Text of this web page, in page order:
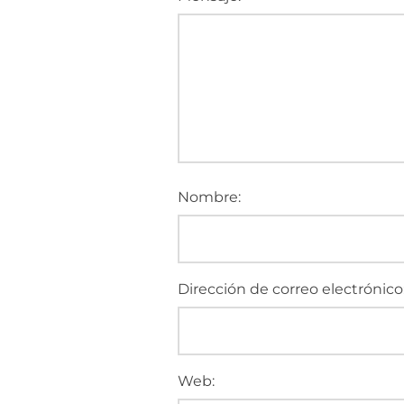
Nombre:
Dirección de correo
Web: